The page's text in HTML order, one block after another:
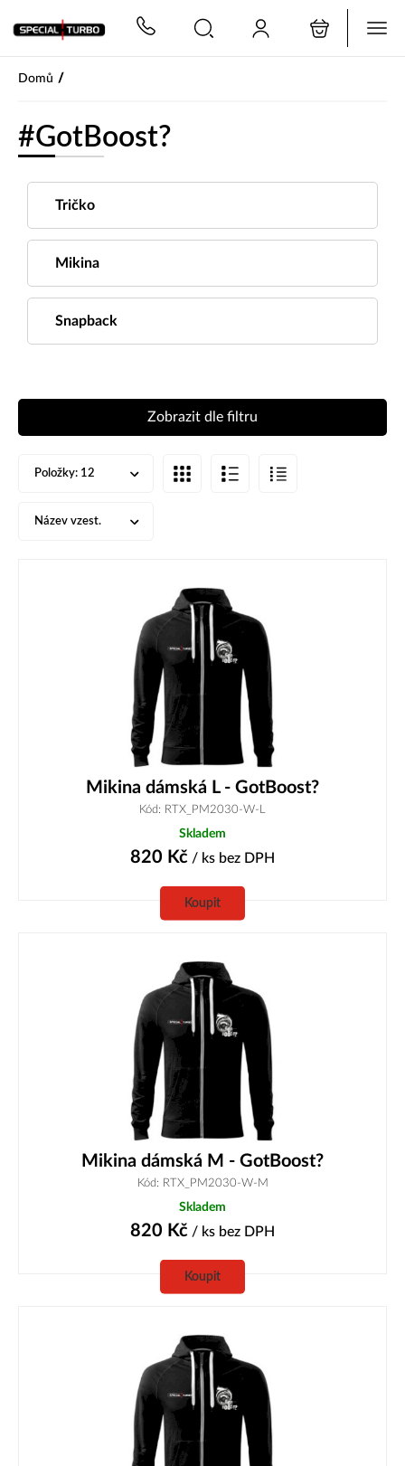
Domů /
#GotBoost?
Tričko
Mikina
Snapback
Zobrazit dle filtru
Položky: 12
Název vzest.
Mikina dámská L - GotBoost?
Kód: RTX_PM2030-W-L
Skladem
820 Kč / ks bez DPH
Koupit
Mikina dámská M - GotBoost?
Kód: RTX_PM2030-W-M
Skladem
820 Kč / ks bez DPH
Koupit